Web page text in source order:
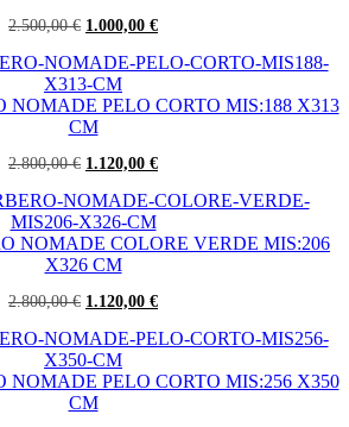
2.500,00€ Il
originale
era:
2.500,00 €.
1.000,00 €Il
attuale
1.000,00 €.
NOMADE PELO CORTO MIS:188 X313
CM
2.800,00€ Il
originale
era:
2.800,00 €.
1.120,00 €Il
attuale
1.120,00 €.
NOMADE COLORE VERDE MIS:206
X326 CM
2.800,00€ Il
originale
era:
2.800,00 €.
1.120,00 €Il
attuale
1.120,00 €.
NOMADE PELO CORTO MIS:256 X350
CM